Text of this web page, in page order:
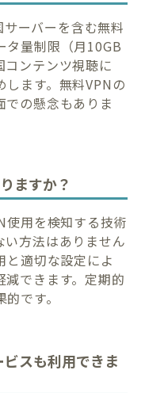
ーバーを含む無料
タ量制限（月10GB
ンテンツ視聴に
ます。無料VPNの
での懸念もありま
ますか？
使用を検知する技術
い方法はありません
と適切な設定によ
減できます。定期的
です。
スも利用できま